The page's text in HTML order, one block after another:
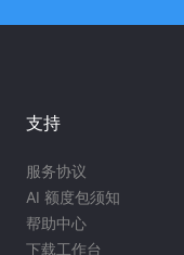
支持
服务协议
AI 额度包须知
帮助中心
下载工作台